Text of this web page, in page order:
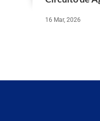
16 Mar, 2026